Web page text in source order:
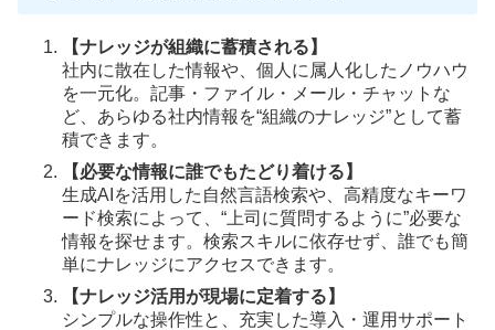
【ナレッジが組織に蓄積される】
社内に散在した情報や、個人に属人化したノウハウ
を一元化。記事・ファイル・メール・チャットな
ど、あらゆる社内情報を“組織のナレッジ”として蓄
積できます。
【必要な情報に誰でもたどり着ける】
生成AIを活用した自然言語検索や、高精度なキーワ
ード検索によって、“上司に質問するように”必要な
情報を探せます。検索スキルに依存せず、誰でも簡
単にナレッジにアクセスできます。
【ナレッジ活用が現場に定着する】
シンプルな操作性と、充実した導入・運用サポート